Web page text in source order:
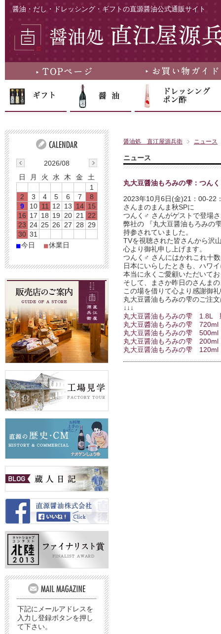
醤油・だし・ドレッシング・ギフトの直源醤油公式通販サイト
醤油処 直江屋源兵衛 ニュース
ニュース
丸大豆醤油もろみの雫：つん
2023年10月6日(金)21：00-22
さんまのまんま秋SPに
つんく♂ さんがゲストで登場
弊社の 『丸大豆醤油もろみの
持参されていました。
TVを視聴された皆さんから沢
心より御礼申し上げます。
つんく♂ さんにはかれこれ十
日本にいらしたときも、ハワ
本当に永くご愛顧いただいて
そして、まさか昨日のさんま
この場を借りて心より感謝御
丸大豆醤油もろみの雫のご注
↓↓↓
丸大豆醤油もろみの雫 1.8L
丸大豆醬油もろみの雫
丸大豆醤油もろみの雫
丸大豆醤油もろみの雫
丸大豆醤油もろみの雫
2026/08
日
月 火 水 木 金
土
1
2
3 4 5 6 7
8
9
10 11 12 13 14 15
16 17 18 19 20 21
22
23 24 25 26 27 28
29
30 31
■今日 ■休業日
下記にメールアドレスを
入力し登録ボタンを押し
て下さい。